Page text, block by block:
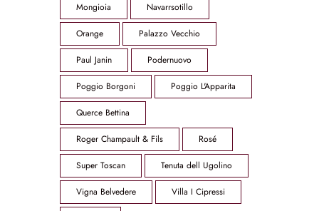
Mongioia Navarrsotillo
Orange Palazzo Vecchio
Paul Janin Podernuovo
Poggio Borgoni Poggio L'Apparita
Querce Bettina
Roger Champault & Fils Rosé
Super Toscan Tenuta dell Ugolino
Vigna Belvedere Villa I Cipressi